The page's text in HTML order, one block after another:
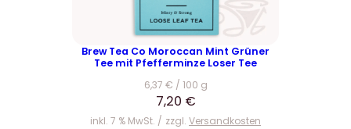
Brew Tea Co Moroccan Mint Grüner
Tee mit Pfefferminze Loser Tee
6,37 € / 100 g
7,20 €
inkl. 7 % MwSt. zzgl. Versandkosten